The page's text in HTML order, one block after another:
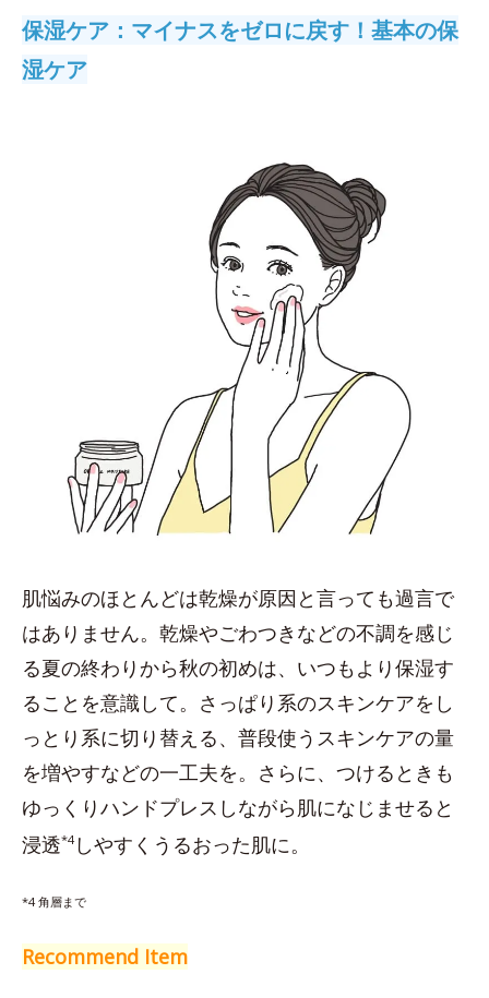
保湿ケア：マイナスをゼロに戻す！基本の保
湿ケア
肌悩みのほとんどは乾燥が原因と言っても過言で
はありません。乾燥やごわつきなどの不調を感じ
る夏の終わりから秋の初めは、いつもより保湿す
ることを意識して。さっぱり系のスキンケアをし
っとり系に切り替える、普段使うスキンケアの量
を増やすなどの一工夫を。さらに、つけるときも
ゆっくりハンドプレスしながら肌になじませると
浸透*4しやすくうるおった肌に。
*4 角層まで
Recommend Item